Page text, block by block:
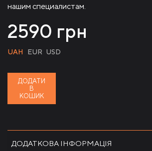
нашим специалистам.
2590 грн
UAH EUR USD
ДОДАТИ
В
КОШИК
ДОДАТКОВА ІНФОРМАЦІЯ